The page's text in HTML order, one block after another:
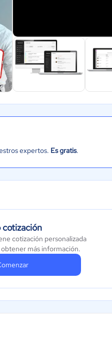
expertos. Es gratis.
cotización
cotización personalizada
más información.